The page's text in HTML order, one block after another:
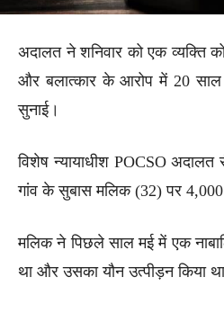
अदालत ने शनिवार को एक व्यक्ति
और बलात्कार के आरोप में 20 साल
सुनाई।
विशेष न्यायाधीश POCSO अदालत
गांव के सुबास मलिक (32) पर 4,000
मलिक ने पिछले साल मई में एक
था और उसका यौन उत्पीड़न किया